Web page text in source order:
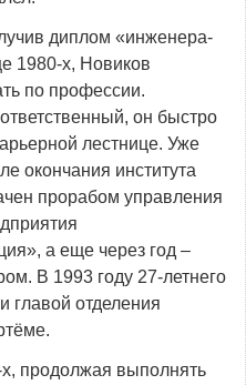
диплом «инженера-
1980-х, Новиков
по профессии.
он быстро
лестнице. Уже
окончания института
прорабом управления
а еще через год –
В 1993 году 27-летнего
главой отделения
продолжая выполнять